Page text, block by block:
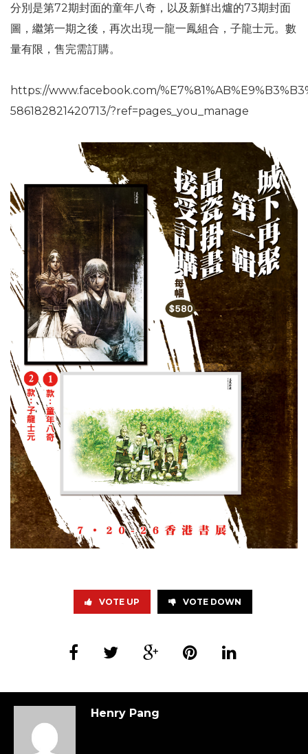
分別是第72期封面的童年八奇，以及新鮮出爐的73期封面
圖，繼第一期之後，再次出現一龍一鳳組合，子龍士元。數
量有限，售完需訂購。
https://www.facebook.com/
586182821420713/?ref=pages_you_manage
VOTE UP VOTE DOWN
Henry Pang